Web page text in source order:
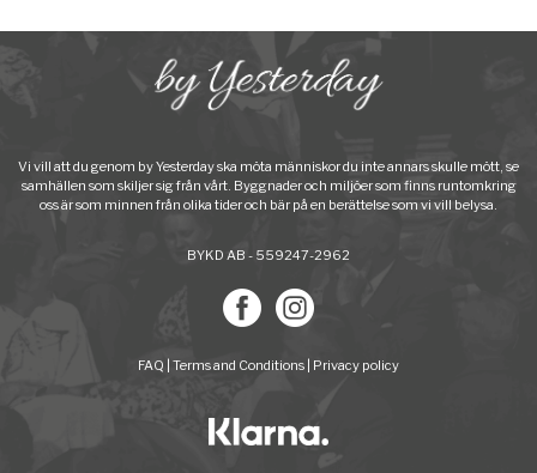
Vi vill att du genom by Yesterday ska möta människor du inte annars skulle mött, se
samhällen som skiljer sig från vårt. Byggnader och miljöer som finns runtomkring
oss är som minnen från olika tider och bär på en berättelse som vi vill belysa.
BYKD AB - 559247-2962
FAQ Terms and Conditions Privacy policy